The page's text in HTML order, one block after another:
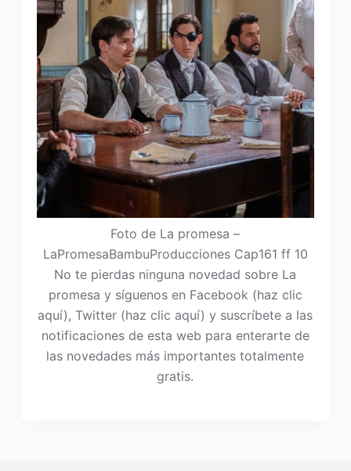
Foto de La promesa –
LaPromesaBambuProducciones Cap161 ff 10
No te pierdas ninguna novedad sobre La
promesa y síguenos en Facebook (haz clic
aquí), Twitter (haz clic aquí) y suscríbete a las
notificaciones de esta web para enterarte de
las novedades más importantes totalmente
gratis.